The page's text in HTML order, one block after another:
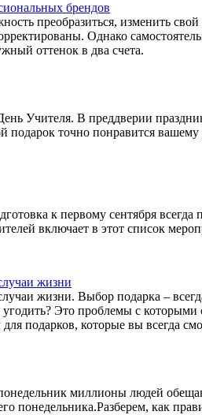
брендов
преобразиться, изменить
Однако
оттенок в два счета.
Учителя. В преддверии
точно понравится
к первому сентября
включает в этот список
жизни
жизни. Выбор подарка –
Это проблемы с
подарков, которые вы всегда
миллионы людей
понедельника.Разберем, как